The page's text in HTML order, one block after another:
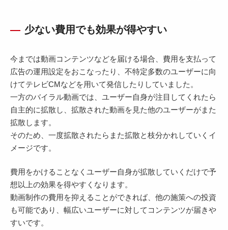
少ない費用でも効果が得やすい
今までは動画コンテンツなどを届ける場合、費用を支払って
広告の運用設定をおこなったり、不特定多数のユーザーに向
けてテレビCMなどを用いて発信したりしていました。
一方のバイラル動画では、ユーザー自身が注目してくれたら
自主的に拡散し、拡散された動画を見た他のユーザーがまた
拡散します。
そのため、一度拡散されたらまた拡散と枝分かれしていくイ
メージです。
費用をかけることなくユーザー自身が拡散していくだけで予
想以上の効果を得やすくなります。
動画制作の費用を抑えることができれば、他の施策への投資
も可能であり、幅広いユーザーに対してコンテンツが届きや
すいです。